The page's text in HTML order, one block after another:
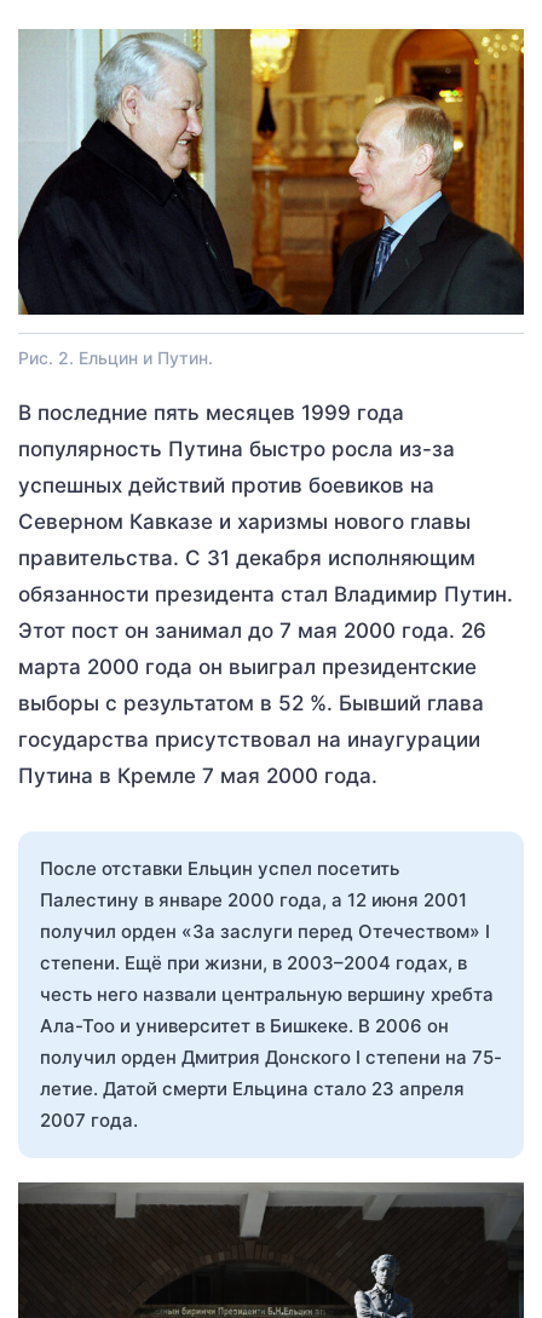
Рис. 2. Ельцин и Путин.
В последние пять месяцев 1999 года
популярность Путина быстро росла из-за
успешных действий против боевиков на
Северном Кавказе и харизмы нового главы
правительства. С 31 декабря исполняющим
обязанности президента стал Владимир Путин.
Этот пост он занимал до 7 мая 2000 года. 26
марта 2000 года он выиграл президентские
выборы с результатом в 52 %. Бывший глава
государства присутствовал на инаугурации
Путина в Кремле 7 мая 2000 года.
После отставки Ельцин успел посетить
Палестину в январе 2000 года, а 12 июня 2001
получил орден «За заслуги перед Отечеством» I
степени. Ещё при жизни, в 2003–2004 годах, в
честь него назвали центральную вершину хребта
Ала-Тоо и университет в Бишкеке. В 2006 он
получил орден Дмитрия Донского I степени на 75-
летие. Датой смерти Ельцина стало 23 апреля
2007 года.